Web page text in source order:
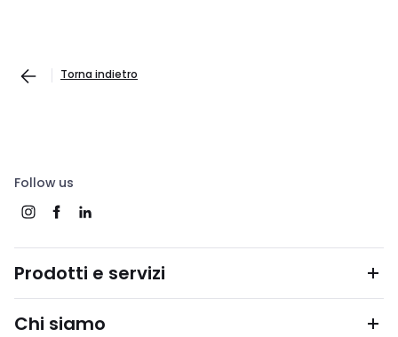
Torna indietro
Follow us
Prodotti e servizi
Chi siamo